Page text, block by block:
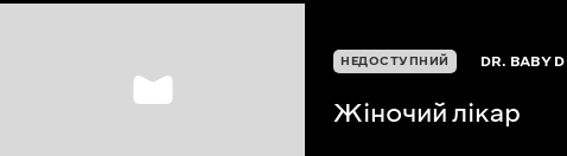
НЕДОСТУПНИЙ DR. BABY
Жіночий лікар